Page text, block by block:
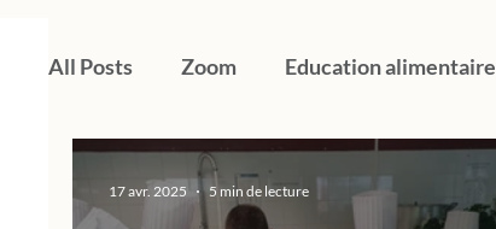
All Posts Zoom Education alimentaire
17 avr. 2025 5 min de lecture